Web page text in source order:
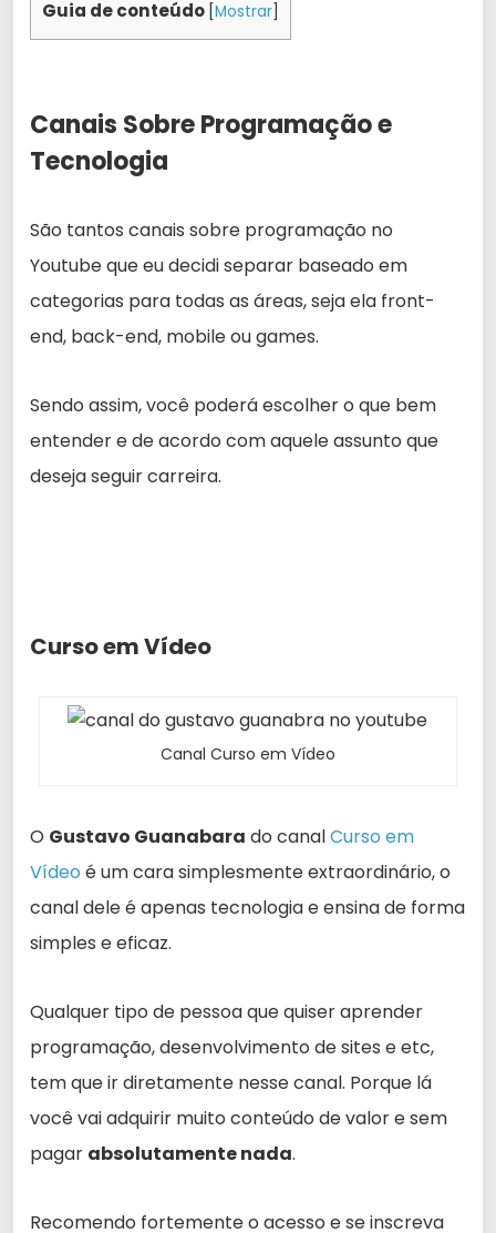
Guia de conteúdo Mostrar
Canais Sobre Programação e
Tecnologia
São tantos canais sobre programação no
Youtube que eu decidi separar baseado em
categorias para todas as áreas, seja ela front-
end, back-end, mobile ou games.
Sendo assim, você poderá escolher o que bem
entender e de acordo com aquele assunto que
deseja seguir carreira.
Curso em Vídeo
Canal Curso em Vídeo
O Gustavo Guanabara do canalCurso em
Vídeo é um cara simplesmente extraordinário, o
canal dele é apenas tecnologia e ensina de forma
simples e eficaz.
Qualquer tipo de pessoa que quiser aprender
programação, desenvolvimento de sites e etc,
tem que ir diretamente nesse canal. Porque lá
você vai adquirir muito conteúdo de valor e sem
pagar absolutamente nada.
Recomendo fortemente o acesso e se inscreva